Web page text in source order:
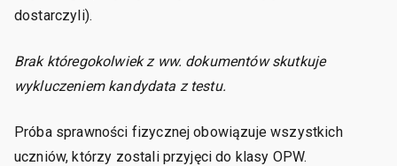
dostarczyli).
Brak któregokolwiek z ww. dokumentów skutkuje
wykluczeniem kandydata z testu.
Próba sprawności fizycznej obowiązuje wszystkich
uczniów, którzy zostali przyjęci do klasy OPW.